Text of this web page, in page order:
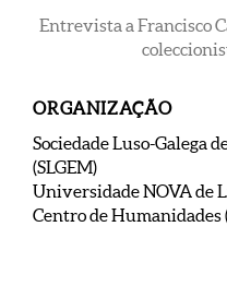
Entrevista a Francisco
ORGANIZAÇÃO
Sociedade Luso-Galega
(SLGEM)
Universidade NOVA de
Centro de Humanidades